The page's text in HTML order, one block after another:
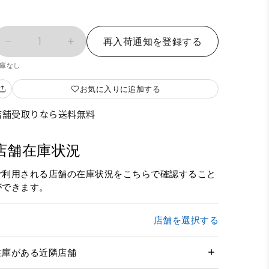
1 再入荷通知を登録する
なし
お気に入りに追加する
舗受取りなら送料無料
舗在庫状況
利用される店舗の在庫状況をこちらで確認すること
きます。
店舗を選択する
庫がある近隣店舗